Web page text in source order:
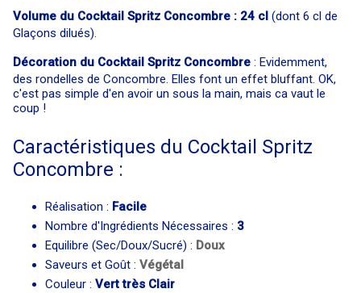
Volume du Cocktail Spritz Concombre : 24 cl (dont 6 cl de
Glaçons dilués).
Décoration du Cocktail Spritz Concombre : Evidemment,
des rondelles de Concombre. Elles font un effet bluffant. OK,
c'est pas simple d'en avoir un sous la main, mais ca vaut le
coup !
Caractéristiques du Cocktail Spritz
Concombre :
Réalisation : Facile
Nombre d'Ingrédients Nécessaires : 3
Equilibre (Sec/Doux/Sucré) : Doux
Saveurs et Goût : Végétal
Couleur : Vert très Clair